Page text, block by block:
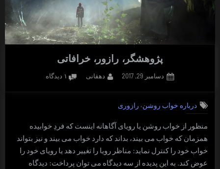
پژوهشگر، رازور، خرافاتی
Posted
دسامبر 29, 2017 By
دهقانی ۱ دیدگاه
برای
درباره خواب روشن, رازوری
منظور از خواب روشن یا رویای آگاهانه اینست که فردِ خوابیده
همزمان که خواب می بیند، بداند که دارد خواب می بیند و نیز بتواند
خواب خود را کنترل نماید: مناظر رویا را تغییر دهد یا رویای خود را
عوض کند. به این پدیده از سه دیدگاه می توان پرداخت: دیدگاه